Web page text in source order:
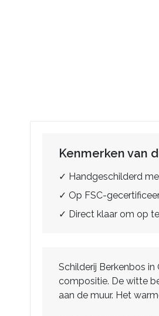
Kenmerken van
✓ Handgeschilderd
✓ Op FSC-
✓ Direct klaar om op
Schilderij Berkenbos
compositie. De witte
aan de muur. Het